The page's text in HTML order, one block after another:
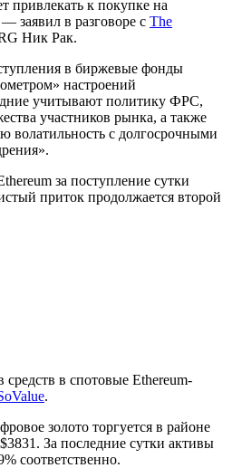
привлекать к покупке на
заявил в разговоре с The
Ник Рак.
в биржевые фонды
настроений
учитывают политику ФРС,
участников рынка, а также
волатильность с долгосрочными
за поступление сутки
приток продолжается второй
в спотовые Ethereum-
.
золото торгуется в районе
За последние сутки активы
соответственно.